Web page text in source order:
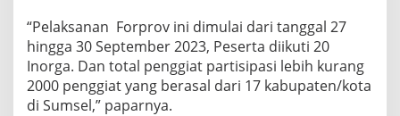
“Pelaksanan Forprov ini dimulai dari tanggal 27
hingga 30 September 2023, Peserta diikuti 20
Inorga. Dan total penggiat partisipasi lebih kurang
2000 penggiat yang berasal dari 17 kabupaten/kota
di Sumsel,” paparnya.